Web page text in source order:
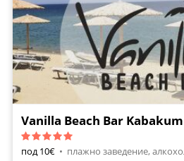
Vanilla Beach Bar Kabakum
под 10€ • плажно заведение,